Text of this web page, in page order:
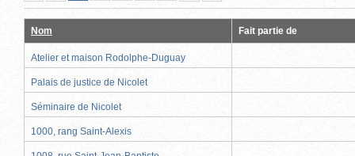
pageprécédente
actuelle)
suivante
page
Nom Fait partie de
Atelier et maison Rodolphe-Duguay
Palais de justice de Nicolet
Séminaire de Nicolet
1000, rang Saint-Alexis